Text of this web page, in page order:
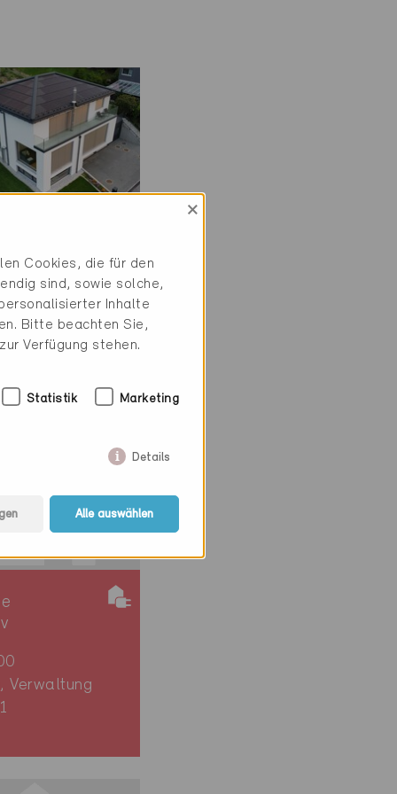
EFH
Verwaltung
×
Cookies, die für den
sind, sowie solche,
Inhalte
Bitte beachten Sie,
Verfügung stehen.
Statistik Marketing
Details
Alle auswählen